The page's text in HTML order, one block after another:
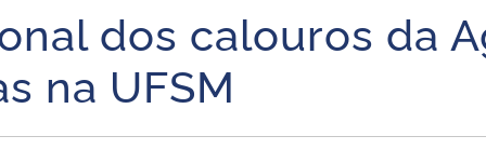
Advocacia-Geral da União Banco Central do Brasil
dos calouros da
na UFSM